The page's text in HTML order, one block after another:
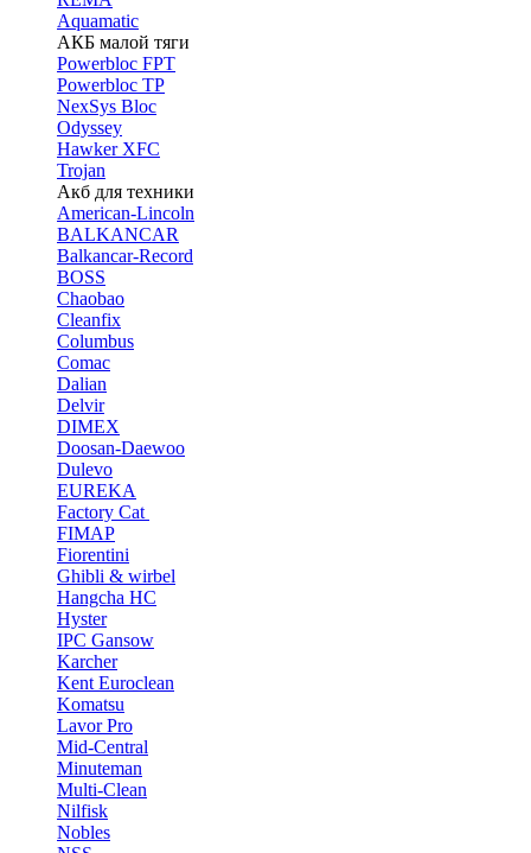
Aquamatic
АКБ малой тяги
Powerbloc FPT
Powerbloc TP
NexSys Bloc
Odyssey
Hawker XFC
Trojan
Акб для техники
American-Lincoln
BALKANCAR
Balkancar-Record
BOSS
Chaobao
Cleanfix
Columbus
Comac
Dalian
Delvir
DIMEX
Doosan-Daewoo
Dulevo
EUREKA
Factory Cat
FIMAP
Fiorentini
Ghibli & wirbel
Hangcha HC
Hyster
IPC Gansow
Karcher
Kent Euroclean
Komatsu
Lavor Pro
Mid-Central
Minuteman
Multi-Clean
Nilfisk
Nobles